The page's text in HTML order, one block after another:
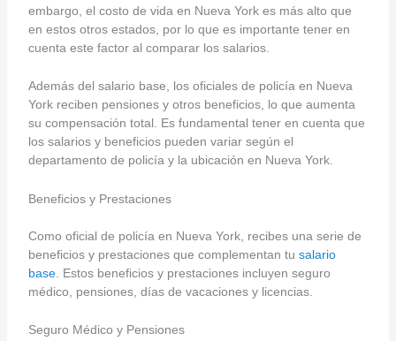
embargo, el costo de vida en Nueva York es más alto que
en estos otros estados, por lo que es importante tener en
cuenta este factor al comparar los salarios.
Además del salario base, los oficiales de policía en Nueva
York reciben pensiones y otros beneficios, lo que aumenta
su compensación total. Es fundamental tener en cuenta que
los salarios y beneficios pueden variar según el
departamento de policía y la ubicación en Nueva York.
Beneficios y Prestaciones
Como oficial de policía en Nueva York, recibes una serie de
beneficios y prestaciones que complementan tu salario
base. Estos beneficios y prestaciones incluyen seguro
médico, pensiones, días de vacaciones y licencias.
Seguro Médico y Pensiones